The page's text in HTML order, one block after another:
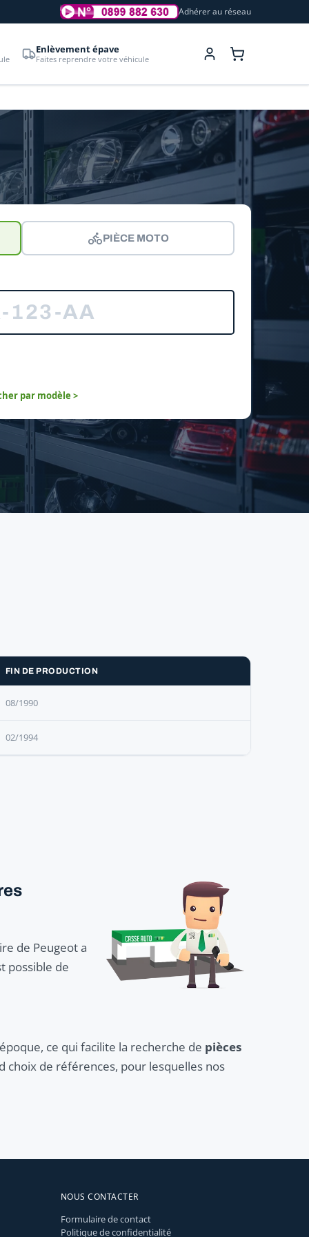
Adhérer au réseau
Enlèvement épave
Faites reprendre votre véhicule
PIÈCE MOTO
par modèle >
FIN DE PRODUCTION
08/1990
02/1994
de Peugeot a
possible de
ce qui facilite la recherche de pièces
choix de références, pour lesquelles nos
NOUS CONTACTER
Formulaire de contact
Politique de confidentialité